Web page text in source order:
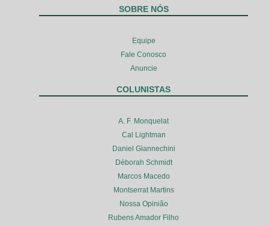
SOBRE NÓS
Equipe
Fale Conosco
Anuncie
COLUNISTAS
A. F. Monquelat
Cal Lightman
Daniel Giannechini
Déborah Schmidt
Marcos Macedo
Montserrat Martins
Nossa Opinião
Rubens Amador Filho